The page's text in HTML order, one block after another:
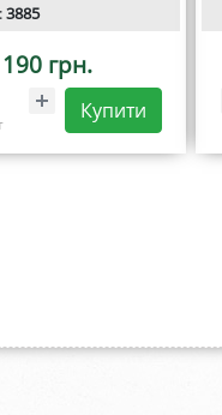
3885
190 грн.
Купити